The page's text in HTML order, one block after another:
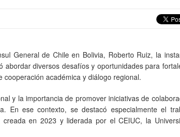
General de Chile en Bolivia, Roberto Ruiz, la
diversos desafíos y oportunidades para
académica y diálogo regional.
y la importancia de promover iniciativas de
En ese contexto, se destacó especialmente el
en 2023 y liderada por el CEIUC, la